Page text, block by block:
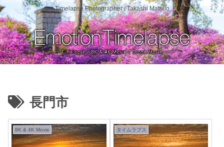
Timelapse Photographer / Takashi Matsuo
長門市
8K & 4K Movie タイムラプス